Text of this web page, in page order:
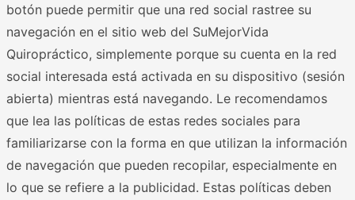
botón puede permitir que una red social rastree su
navegación en el sitio web del SuMejorVida
Quiropráctico, simplemente porque su cuenta en la red
social interesada está activada en su dispositivo (sesión
abierta) mientras está navegando. Le recomendamos
que lea las políticas de estas redes sociales para
familiarizarse con la forma en que utilizan la información
de navegación que pueden recopilar, especialmente en
lo que se refiere a la publicidad. Estas políticas deben